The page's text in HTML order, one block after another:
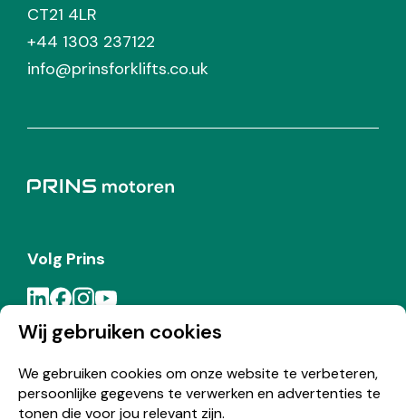
Wij gebruiken cookies
We gebruiken cookies om onze website te verbeteren,
persoonlijke gegevens te verwerken en advertenties te
tonen die voor jou relevant zijn.
CT21 4LR
+44 1303 237122
info@prinsforklifts.co.uk
Volg Prins
Meld je aan voor de Prins nieuwsbrief